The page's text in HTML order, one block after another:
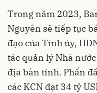
Trong năm 2023,
Nguyên sẽ tiếp tục
đạo của Tỉnh ủy,
tác quản lý Nhà
địa bàn tỉnh. Phấn
các KCN đạt 34 tỷ